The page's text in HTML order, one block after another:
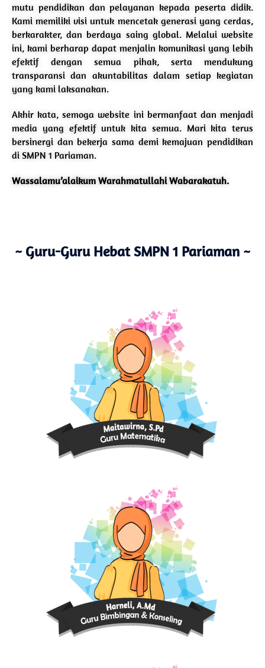
mutu pendidikan dan pelayanan kepada peserta didik.
Kami memiliki visi untuk mencetak generasi yang cerdas,
berkarakter, dan berdaya saing global. Melalui website
ini, kami berharap dapat menjalin komunikasi yang lebih
efektif dengan semua pihak, serta mendukung
transparansi dan akuntabilitas dalam setiap kegiatan
yang kami laksanakan.
Akhir kata, semoga website ini bermanfaat dan menjadi
media yang efektif untuk kita semua. Mari kita terus
bersinergi dan bekerja sama demi kemajuan pendidikan
di SMPN 1 Pariaman.
Wassalamu’alaikum Warahmatullahi Wabarakatuh.
~ Guru-Guru Hebat SMPN 1 Pariaman ~